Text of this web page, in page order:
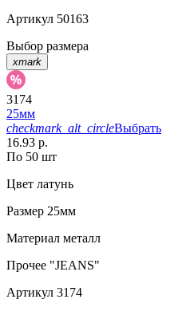
Артикул 50163
Выбор размера
xmark
3174
25мм
checkmark_alt_circleВыбрать
16.93 р.
По 50 шт
Цвет латунь
Размер 25мм
Материал металл
Прочее "JEANS"
Артикул 3174